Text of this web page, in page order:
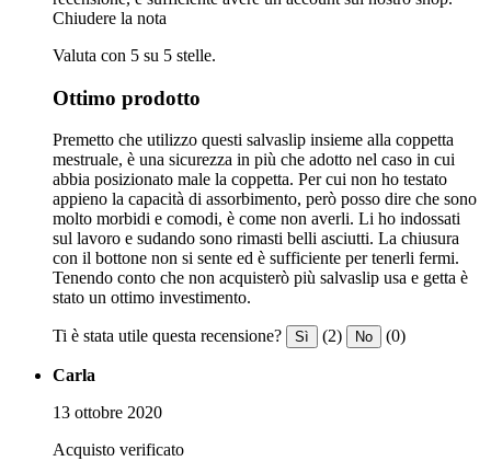
Chiudere la nota
Valuta con 5 su 5 stelle.
Ottimo prodotto
Premetto che utilizzo questi salvaslip insieme alla coppetta
mestruale, è una sicurezza in più che adotto nel caso in cui
abbia posizionato male la coppetta. Per cui non ho testato
appieno la capacità di assorbimento, però posso dire che sono
molto morbidi e comodi, è come non averli. Li ho indossati
sul lavoro e sudando sono rimasti belli asciutti. La chiusura
con il bottone non si sente ed è sufficiente per tenerli fermi.
Tenendo conto che non acquisterò più salvaslip usa e getta è
stato un ottimo investimento.
Ti è stata utile questa recensione? Sì (2) No (0)
Carla
13 ottobre 2020
Acquisto verificato